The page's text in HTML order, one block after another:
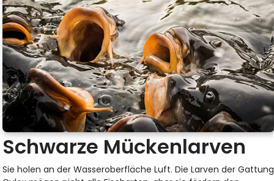
Schwarze Mückenlarven
Sie holen an der Wasseroberfläche Luft. Die Larven der Gattung